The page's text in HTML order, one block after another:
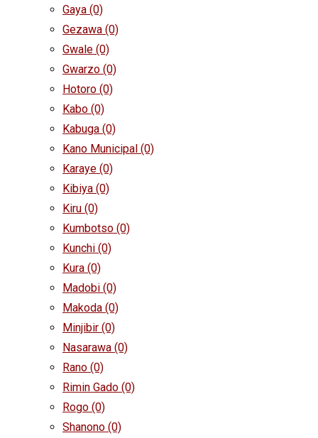
Gaya (0)
Gezawa (0)
Gwale (0)
Gwarzo (0)
Hotoro (0)
Kabo (0)
Kabuga (0)
Kano Municipal (0)
Karaye (0)
Kibiya (0)
Kiru (0)
Kumbotso (0)
Kunchi (0)
Kura (0)
Madobi (0)
Makoda (0)
Minjibir (0)
Nasarawa (0)
Rano (0)
Rimin Gado (0)
Rogo (0)
Shanono (0)